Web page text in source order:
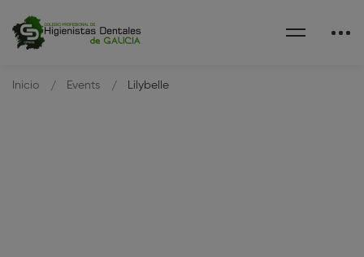
Inicio Events Lilybelle